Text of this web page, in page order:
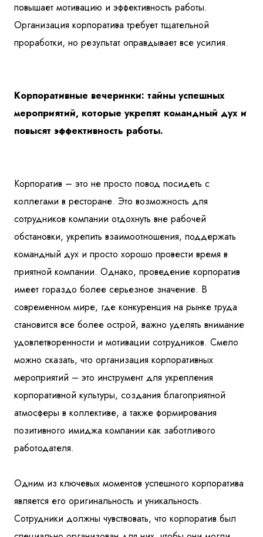
повышает мотивацию и эффективность работы.
Организация корпоратива требует тщательной
проработки, но результат оправдывает все усилия.
Корпоративные вечеринки: тайны успешных
мероприятий, которые укрепят командный дух и
повысят эффективность работы.
Корпоратив – это не просто повод посидеть с
коллегами в ресторане. Это возможность для
сотрудников компании отдохнуть вне рабочей
обстановки, укрепить взаимоотношения, поддержать
командный дух и просто хорошо провести время в
приятной компании. Однако, проведение корпоратив
имеет гораздо более серьезное значение. В
современном мире, где конкуренция на рынке труда
становится все более острой, важно уделять внимание
удовлетворенности и мотивации сотрудников. Смело
можно сказать, что организация корпоративных
мероприятий – это инструмент для укрепления
корпоративной культуры, создания благоприятной
атмосферы в коллективе, а также формирования
позитивного имиджа компании как заботливого
работодателя.
Одним из ключевых моментов успешного корпоратива
является его оригинальность и уникальность.
Сотрудники должны чувствовать, что корпоратив был